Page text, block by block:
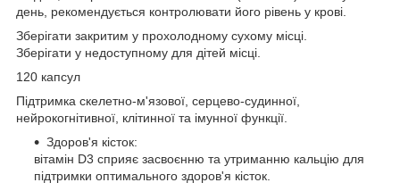
день, рекомендується контролювати його рівень у крові.
Зберігати закритим у прохолодному сухому місці.
Зберігати у недоступному для дітей місці.
120 капсул
Підтримка скелетно-м'язової, серцево-судинної,
нейрокогнітивної, клітинної та імунної функції.
Здоров'я кісток:
вітамін D3 сприяє засвоєнню та утриманню кальцію для
підтримки оптимального здоров'я кісток.